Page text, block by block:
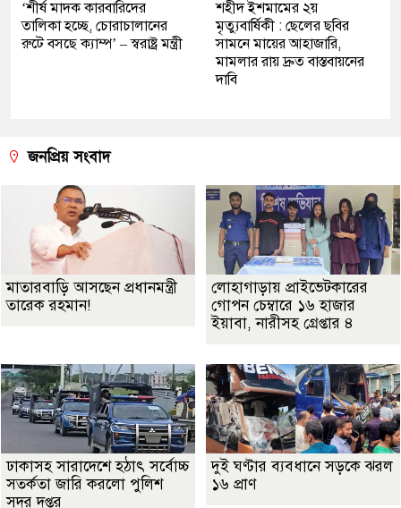
‘শীর্ষ মাদক কারবারিদের
তালিকা হচ্ছে, চোরাচালানের
রুটে বসছে ক্যাম্প’ – স্বরাষ্ট্র মন্ত্রী
শহীদ ইশমামের ২য়
মৃত্যুবার্ষিকী : ছেলের ছবির
সামনে মায়ের আহাজারি,
মামলার রায় দ্রুত বাস্তবায়নের
দাবি
জনপ্রিয় সংবাদ
মাতারবাড়ি আসছেন প্রধানমন্ত্রী
তারেক রহমান!
লোহাগাড়ায় প্রাইভেটকারের
গোপন চেম্বারে ১৬ হাজার
ইয়াবা, নারীসহ গ্রেপ্তার ৪
ঢাকাসহ সারাদেশে হঠাৎ সর্বোচ্চ
সতর্কতা জা‌রি করলো পুলিশ
সদর দপ্তর
দুই ঘণ্টার ব্যবধানে সড়কে ঝরল
১৬ প্রাণ